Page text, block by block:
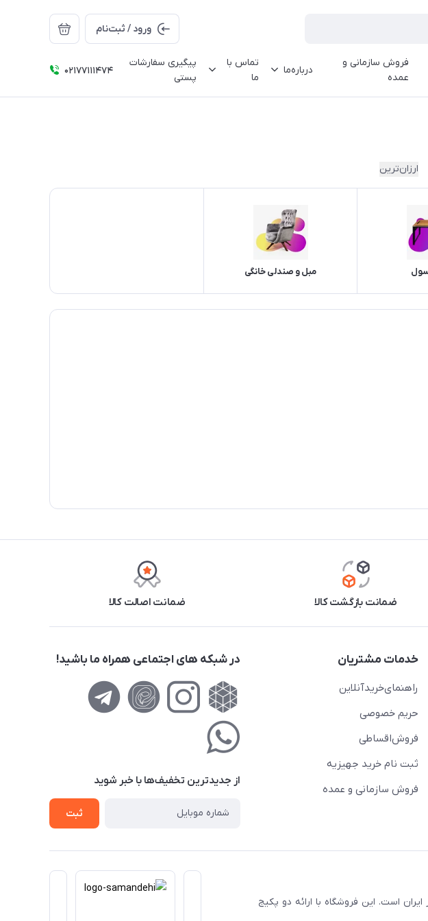
ورود / ثبت‌نام
فروش سازمانی و
عمده
درباره‌ما
تماس با
ما
پیگیری سفارشات
پستی
02177111474
ارزان‌ترین
مبل و صندلی خانگی
ضمانت بازگشت کالا ضمانت اصالت کالا
خدمات مشتریان
راهنمای‌خرید‌آنلاین
حریم خصوصی
فروش‌اقساطی
ثبت نام خرید جهیزیه
فروش سازمانی و عمده
در شبکه های اجتماعی همراه ما باشید!
از جدید‌ترین تخفیف‌ها با‌ خبر شوید
ثبت
جهیزیه در ایران است. این فروشگاه با ارائه دو پکیج